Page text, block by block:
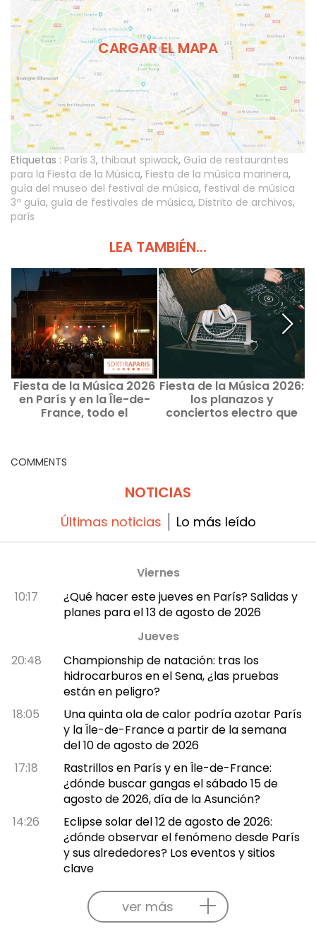
CARGAR EL MAPA
Etiquetas : París 3, thibaut spiwack, Guía de restaurantes
para la Fiesta de la Música, Fiesta de la música marinera,
guía del museo del festival de música, festival de música
3ª guía, guía de festivales de música, Distrito de archivos,
parís
LEA TAMBIÉN...
Fiesta de la Música 2026
en París y en la Île-de-
France, todo el
Fiesta de la Música 2026:
los planazos y
conciertos electro que
COMMENTS
NOTICIAS
Últimas noticias Lo más leído
Viernes
10:17
¿Qué hacer este jueves en París? Salidas y
planes para el 13 de agosto de 2026
Jueves
20:48
Championship de natación: tras los
hidrocarburos en el Sena, ¿las pruebas
están en peligro?
18:05
Una quinta ola de calor podría azotar París
y la Île-de-France a partir de la semana
del 10 de agosto de 2026
17:18
Rastrillos en París y en Île-de-France:
¿dónde buscar gangas el sábado 15 de
agosto de 2026, día de la Asunción?
14:26
Eclipse solar del 12 de agosto de 2026:
¿dónde observar el fenómeno desde París
y sus alrededores? Los eventos y sitios
clave
ver más